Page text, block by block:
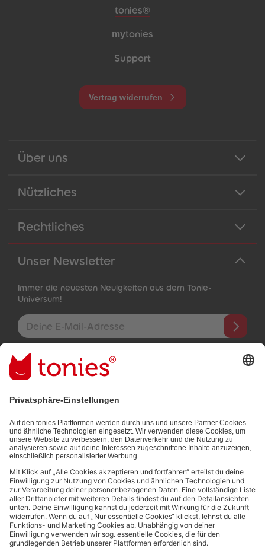
Meta-Navigation Footer
tonies®
mytonies
Support
Vertrag widerrufen
Über uns
Nützliches
Rechtliches
Unser Newsletter
Immer die neuesten Neuigkeiten aus dem Tonie-
Universum!
E-Mail-Addresse
Mit dem Absenden abonnierst du unseren E-Mail-Newsletter, der
auf den von dir bereitgestellten Informationen (z.B. Account-
informationen) und den von dir zu Werbezwecken bereitgestellten
Datenschutzbestimmungen.
Bezahlmethoden:
Links zu sozialen Netzwerken